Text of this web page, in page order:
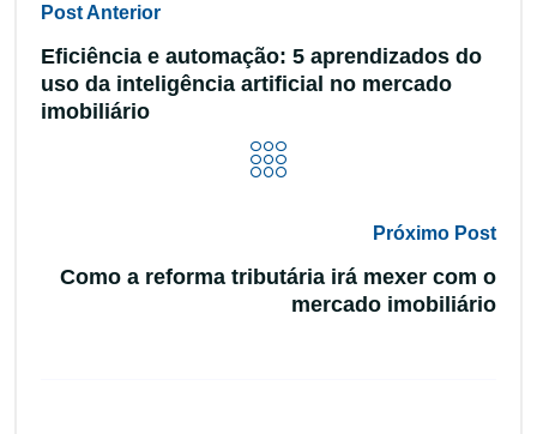
Post Anterior
Eficiência e automação: 5 aprendizados do
uso da inteligência artificial no mercado
imobiliário
Próximo Post
Como a reforma tributária irá mexer com o
mercado imobiliário